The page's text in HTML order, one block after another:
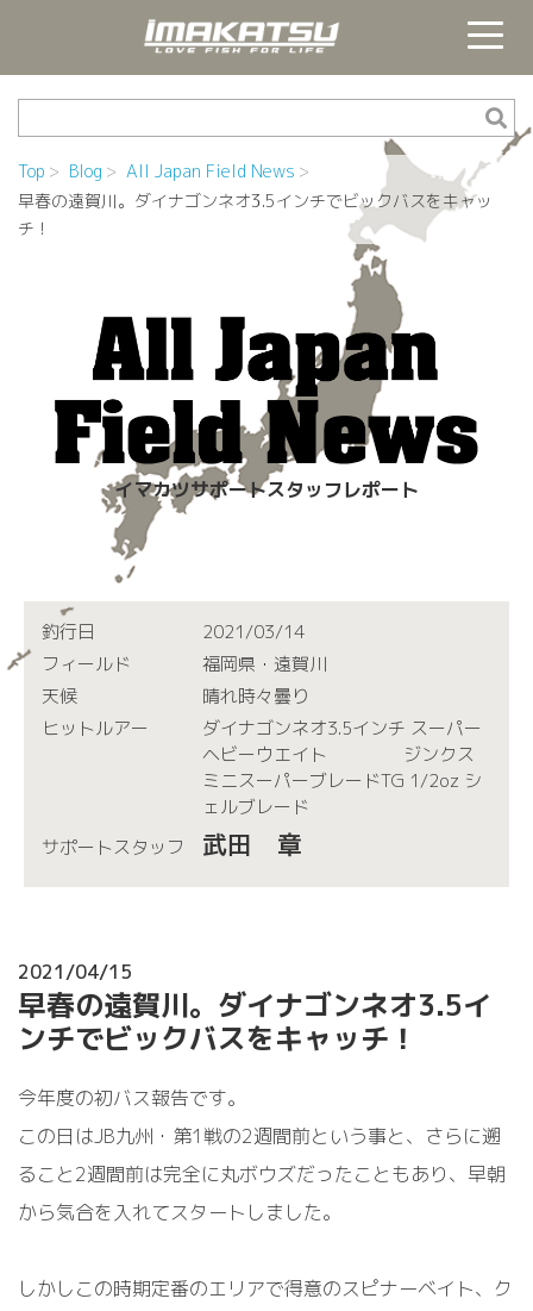
Top Blog
All Japan Field News
早春の遠賀川。ダイナゴンネオ3.5インチでビックバスをキャッ
チ！
イマカツサポートスタッフレポート
釣行日
2021/03/14
フィールド
福岡県・遠賀川
天候
晴れ時々曇り
ヒットルアー
ダイナゴンネオ3.5インチ スーパー
ヘビーウエイト ジンクス
ミニスーパーブレードTG 1/2oz シ
ェルブレード
サポートスタッフ
武田 章
2021/04/15
早春の遠賀川。ダイナゴンネオ3.5イ
ンチでビックバスをキャッチ！
今年度の初バス報告です。
この日はJB九州・第1戦の2週間前という事と、さらに遡
ること2週間前は完全に丸ボウズだったこともあり、早朝
から気合を入れてスタートしました。
しかしこの時期定番のエリアで得意のスピナーベイト、ク